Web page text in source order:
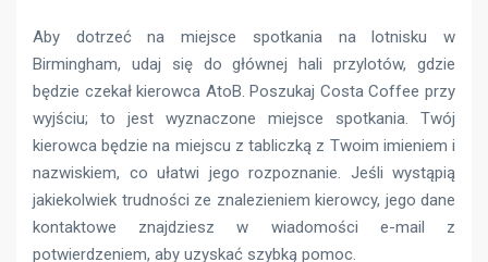
Aby dotrzeć na miejsce spotkania na lotnisku w
Birmingham, udaj się do głównej hali przylotów, gdzie
będzie czekał kierowca AtoB. Poszukaj Costa Coffee przy
wyjściu; to jest wyznaczone miejsce spotkania. Twój
kierowca będzie na miejscu z tabliczką z Twoim imieniem i
nazwiskiem, co ułatwi jego rozpoznanie. Jeśli wystąpią
jakiekolwiek trudności ze znalezieniem kierowcy, jego dane
kontaktowe znajdziesz w wiadomości e-mail z
potwierdzeniem, aby uzyskać szybką pomoc.